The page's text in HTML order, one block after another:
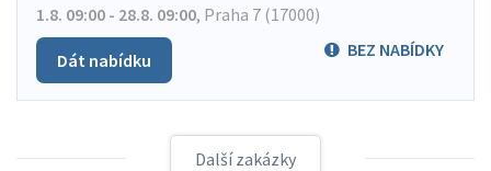
1.8. 09:00 - 28.8. 09:00, Praha 7 (17000)
BEZ NABÍDKY
Dát nabídku
Další zakázky